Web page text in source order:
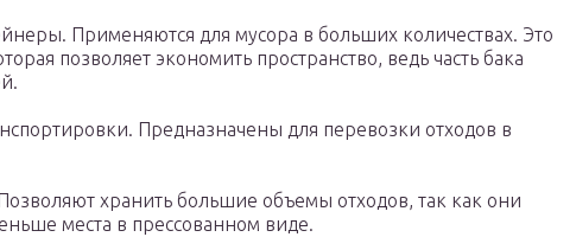
Применяются для мусора в больших количествах. Это
позволяет экономить пространство, ведь часть бака
Предназначены для перевозки отходов в
хранить большие объемы отходов, так как они
места в прессованном виде.